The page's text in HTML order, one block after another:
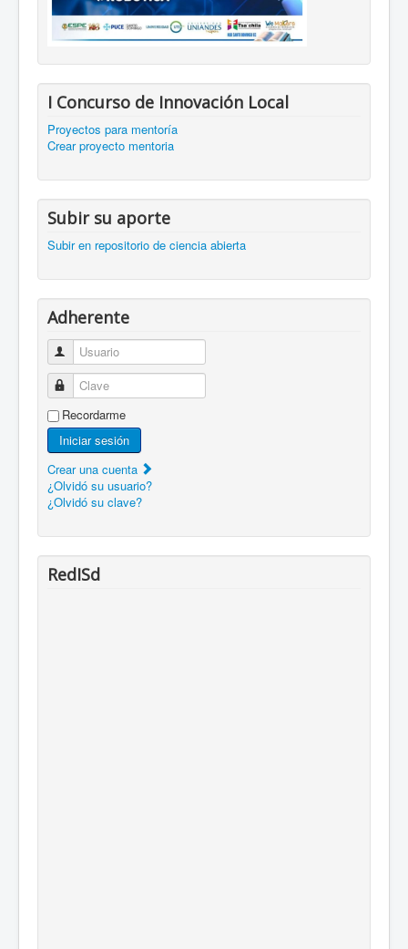
I Concurso de Innovación Local
Proyectos para mentoría
Crear proyecto mentoria
Subir su aporte
Subir en repositorio de ciencia abierta
Adherente
Usuario
Clave
Recordarme
Iniciar sesión
Crear una cuenta
¿Olvidó su usuario?
¿Olvidó su clave?
RedISd